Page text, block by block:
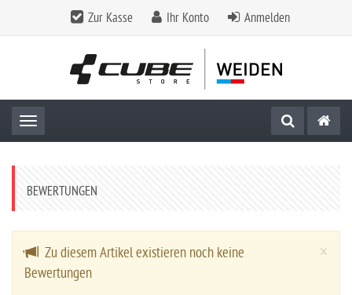
Zur Kasse Ihr Konto Anmelden
Toggle navigation
BEWERTUNGEN
×
Zu diesem Artikel existieren noch keine
Bewertungen